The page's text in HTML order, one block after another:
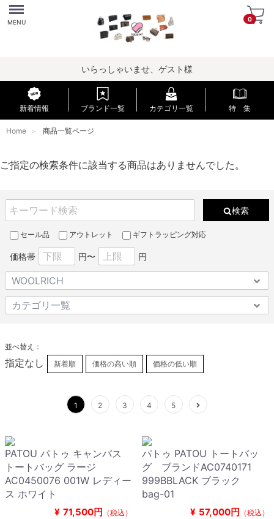
Menu
MENU 0
いらっしゃいませ、ゲスト様
新着情報 ブランド一覧 カテゴリ一覧 特 集
Home 商品一覧ページ
ご指定の検索条件に該当する商品はありませんでした。
検索
セール品 アウトレット ギフトラッピング対応
価格帯 円〜 円
並べ替え：
指定なし 新着順 価格の高い順 価格の低い順
1 2 3 4 5
PATOU パトゥ キャンバス
トートバッグ ラージ
AC0450076 001W レディー
ス ホワイト
¥ 71,500円 （税込）
パトゥ PATOU トートバッ
グ ブランドAC0740171
999BBLACK ブラック
bag-01
¥ 57,000円 （税込）